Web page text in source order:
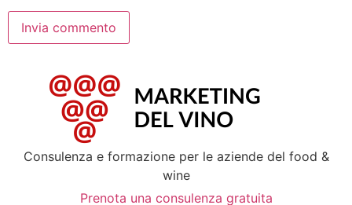
Consulenza e formazione per le aziende del food &
wine
Prenota una consulenza gratuita